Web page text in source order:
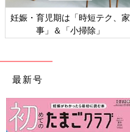
妊娠・育児期は「時短テク、家
事」＆「小掃除」
最新号